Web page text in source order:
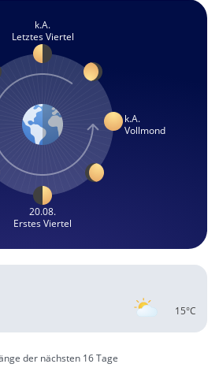
k.A.
Letztes Viertel
k.A.
Vollmond
20.08.
Erstes Viertel
15°C
der nächsten 16 Tage